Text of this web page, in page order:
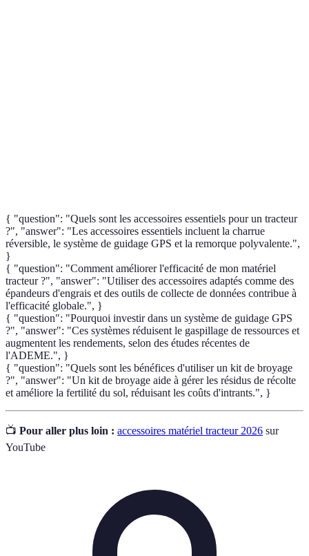
{ "question": "Quels sont les accessoires essentiels pour un tracteur
?", "answer": "Les accessoires essentiels incluent la charrue
réversible, le système de guidage GPS et la remorque polyvalente.",
}
{ "question": "Comment améliorer l'efficacité de mon matériel
tracteur ?", "answer": "Utiliser des accessoires adaptés comme des
épandeurs d'engrais et des outils de collecte de données contribue à
l'efficacité globale.", }
{ "question": "Pourquoi investir dans un système de guidage GPS
?", "answer": "Ces systèmes réduisent le gaspillage de ressources et
augmentent les rendements, selon des études récentes de
l'ADEME.", }
{ "question": "Quels sont les bénéfices d'utiliser un kit de broyage
?", "answer": "Un kit de broyage aide à gérer les résidus de récolte
et améliore la fertilité du sol, réduisant les coûts d'intrants.", }
📺 Pour aller plus loin : accessoires matériel tracteur 2026 sur
YouTube